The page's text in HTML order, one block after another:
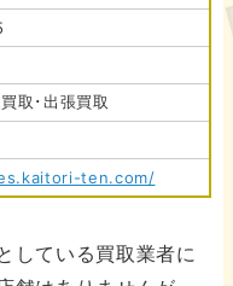
取･出張買取
ten.com/
している買取業者に